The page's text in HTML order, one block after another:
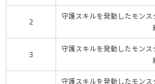
2
守護スキルを発動したモンス
3
守護スキルを発動したモンス
守護スキルを発動したモンス